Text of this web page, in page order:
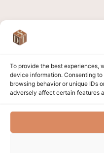
To provide the best experiences,
device information. Consenting
browsing behavior or unique IDs
adversely affect certain features